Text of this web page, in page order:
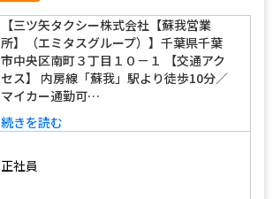
【三ツ矢タクシー株式会社【蘇我営業
所】（エミタスグループ）】千葉県千葉
市中央区南町３丁目１０－１ 【交通アク
セス】 内房線「蘇我」駅より徒歩10分／
マイカー通勤可…
続きを読む
正社員